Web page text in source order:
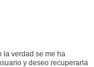
la verdad se me ha
y deseo recuperarla